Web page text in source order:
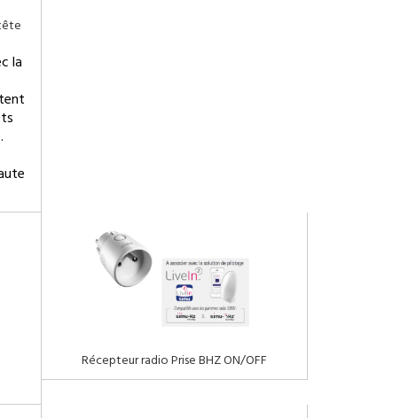
la
Récepteur radio Prise BHZ ON/OFF